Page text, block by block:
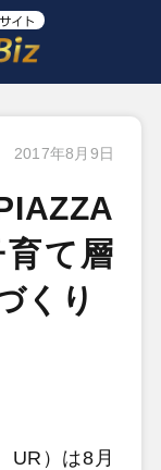
2017年8月9日
て層
くり
UR）は8月